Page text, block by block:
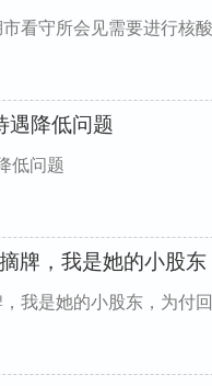
看守所会见需要进行核
遇降低问题
低问题
牌，我是她的小股
我是她的小股东，为付